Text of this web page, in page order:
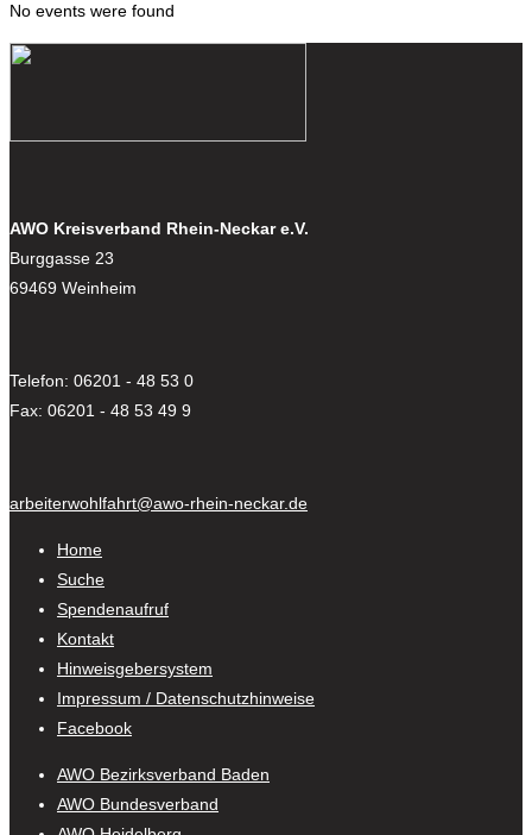
No events were found
AWO Kreisverband Rhein-Neckar e.V.
Burggasse 23
69469 Weinheim
Telefon: 06201 - 48 53 0
Fax: 06201 - 48 53 49 9
arbeiterwohlfahrt@awo-rhein-neckar.de
Home
Suche
Spendenaufruf
Kontakt
Hinweisgebersystem
Impressum / Datenschutzhinweise
Facebook
AWO Bezirksverband Baden
AWO Bundesverband